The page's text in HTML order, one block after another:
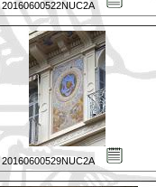
20160600522NUC2A
20160600529NUC2A